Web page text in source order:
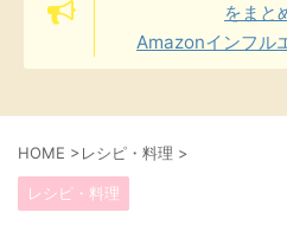
をまと
Amazonインフル
HOME >レシピ・料理 >
レシピ・料理